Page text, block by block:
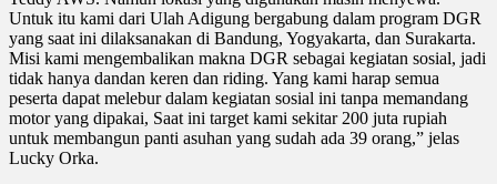
Untuk itu kami dari Ulah Adigung bergabung dalam program DGR
yang saat ini dilaksanakan di Bandung, Yogyakarta, dan Surakarta.
Misi kami mengembalikan makna DGR sebagai kegiatan sosial, jadi
tidak hanya dandan keren dan riding. Yang kami harap semua
peserta dapat melebur dalam kegiatan sosial ini tanpa memandang
motor yang dipakai, Saat ini target kami sekitar 200 juta rupiah
untuk membangun panti asuhan yang sudah ada 39 orang,” jelas
Lucky Orka.